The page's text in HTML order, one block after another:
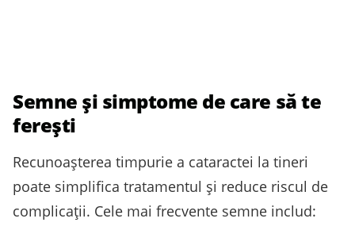
Semne și simptome de care să te
fereşti
Recunoaşterea timpurie a cataractei la tineri
poate simplifica tratamentul şi reduce riscul de
complicaţii. Cele mai frecvente semne includ: